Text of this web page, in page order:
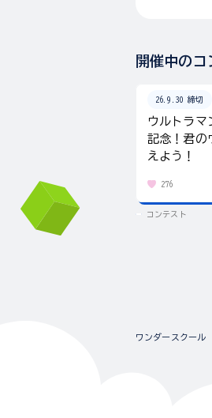
開催中のコ
26.9.30 締切
ウルトラマ
記念！君の
えよう！
276
コンテスト
ワンダースクール